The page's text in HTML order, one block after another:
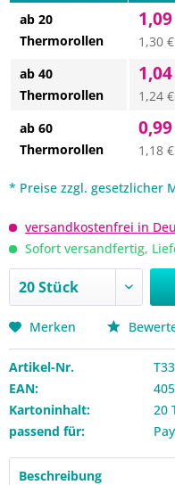
ab 20
Thermorollen
1,30
ab 40
Thermorollen
1,24
ab 60
Thermorollen
1,18
* Preise zzgl. gesetzlicher
versandkostenfrei in
Sofort versandfertig,
Merken
Artikel-Nr.
EAN:
Kartoninhalt:
20
passend für:
Beschreibung